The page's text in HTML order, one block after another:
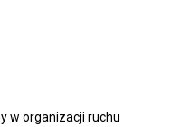
w organizacji ruchu